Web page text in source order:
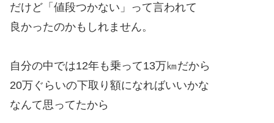
だけど「値段つかない」って言われて
良かったのかもしれません。
自分の中では12年も乗って13万㎞だから
20万ぐらいの下取り額になればいいかな
なんて思ってたから